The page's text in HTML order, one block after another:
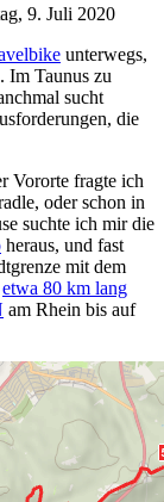
9. Juli 2020
unterwegs,
Im Taunus zu
sucht
die
Vororte fragte ich
oder schon in
suchte ich mir die
heraus, und fast
mit dem
etwa 80 km lang
am Rhein bis auf